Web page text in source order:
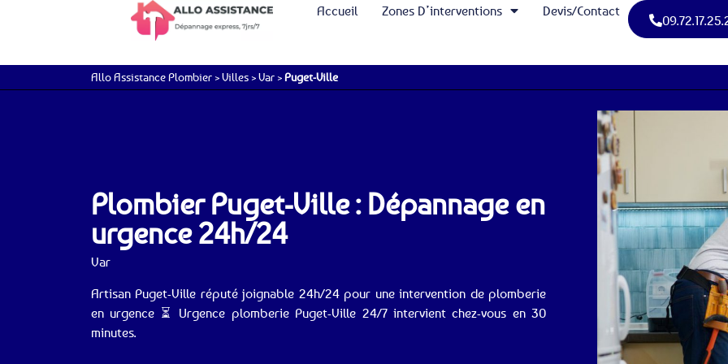
Accueil Zones D’interventions Devis/Contact
Allo Assistance Plombier >Villes >Var >Puget-Ville
Plombier Puget-Ville : Dépannage en
urgence 24h/24
Var
Artisan Puget-Ville réputé joignable 24h/24 pour une intervention de plomberie
en urgence ⏳ Urgence plomberie Puget-Ville 24/7 intervient chez-vous en 30
minutes.